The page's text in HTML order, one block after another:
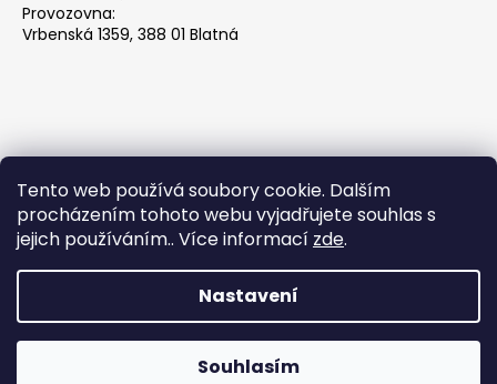
Tento web používá soubory cookie. Dalším
procházením tohoto webu vyjadřujete souhlas s
jejich používáním.. Více informací zde.
Nastavení
Souhlasím
Provozovna:
Vrbenská 1359, 388 01 Blatná
Přijímáme online platby
Copyright 20263DLightwork.com. Všechna práva
vyhrazena.